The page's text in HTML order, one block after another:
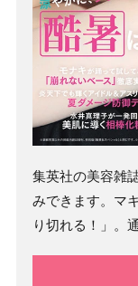
集英社の美容雑
みできます。マ
り切れる！」。